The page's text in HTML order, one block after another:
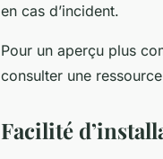
en cas d’incident.
Pour un aperçu plus
consulter une
Facilité